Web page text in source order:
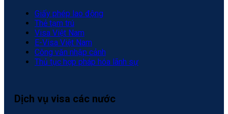
Giấy phép lao động
Thẻ tạm trú
Visa Việt Nam
E-Visa Việt Nam
Công văn nhập cảnh
Thủ tục hợp pháp hóa lãnh sự
Dịch vụ visa các nước